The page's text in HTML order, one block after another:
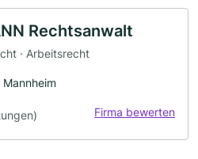
Rechtsanwalt
· Arbeitsrecht
Firma bewerten